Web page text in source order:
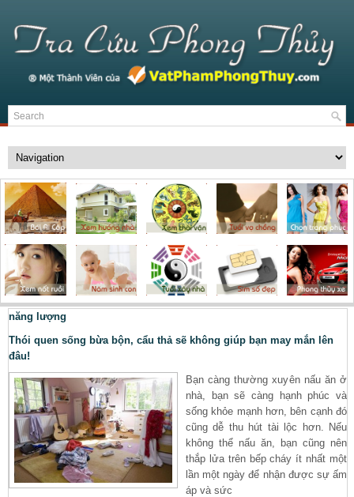
năng lượng
Thói quen sống bừa bộn, cẩu thả sẽ không giúp bạn may mắn lên
đâu!
Bạn càng thường xuyên nấu ăn ở
nhà, bạn sẽ càng hạnh phúc và
sống khỏe mạnh hơn, bên cạnh đó
cũng dễ thu hút tài lộc hơn. Nếu
không thể nấu ăn, bạn cũng nên
thắp lửa trên bếp cháy ít nhất một
lần một ngày để nhận được sự ấm
áp và sức